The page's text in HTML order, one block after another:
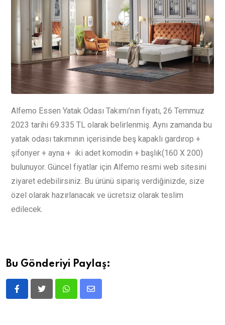
Alfemo Essen Yatak Odası Takımı’nın fiyatı, 26 Temmuz
2023 tarihi 69.335 TL olarak belirlenmiş. Aynı zamanda bu
yatak odası takımının içerisinde beş kapaklı gardırop +
şifonyer + ayna + iki adet komodin + başlık(160 X 200)
bulunuyor. Güncel fiyatlar için Alfemo resmi web sitesini
ziyaret edebilirsiniz. Bu ürünü sipariş verdiğinizde, size
özel olarak hazırlanacak ve ücretsiz olarak teslim
edilecek.
Bu Gönderiyi Paylaş: